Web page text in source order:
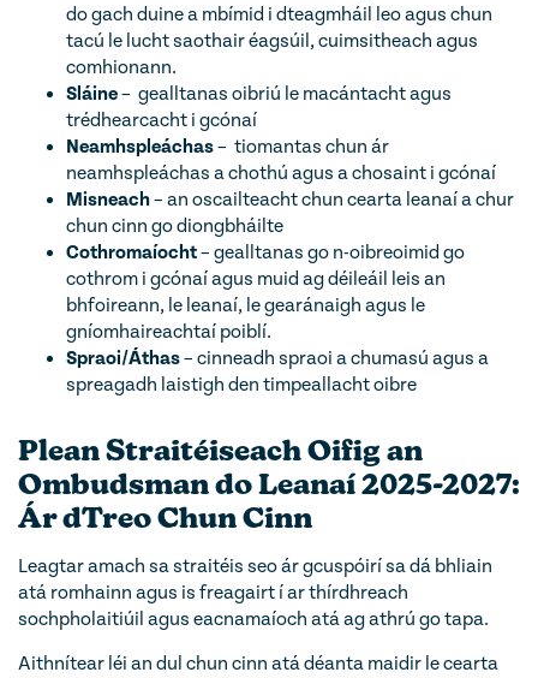
do gach duine a mbímid i dteagmháil leo agus chun
tacú le lucht saothair éagsúil, cuimsitheach agus
comhionann.
Sláine– gealltanas oibriú le macántacht agus
trédhearcacht i gcónaí
Neamhspleáchas– tiomantas chun ár
neamhspleáchas a chothú agus a chosaint i gcónaí
Misneach– an oscailteacht chun cearta leanaí a chur
chun cinn go diongbháilte
Cothromaíocht– gealltanas go n-oibreoimid go
cothrom i gcónaí agus muid ag déileáil leis an
bhfoireann, le leanaí, le gearánaigh agus le
gníomhaireachtaí poiblí.
Spraoi/Áthas– cinneadh spraoi a chumasú agus a
spreagadh laistigh den timpeallacht oibre
Plean Straitéiseach Oifig an
Ombudsman do Leanaí 2025-2027:
Ár dTreo Chun Cinn
Leagtar amach sa straitéis seo ár gcuspóirí sa dá bhliain
atá romhainn agus is freagairt í ar thírdhreach
sochpholaitiúil agus eacnamaíoch atá ag athrú go tapa.
Aithnítear léi an dul chun cinn atá déanta maidir le cearta